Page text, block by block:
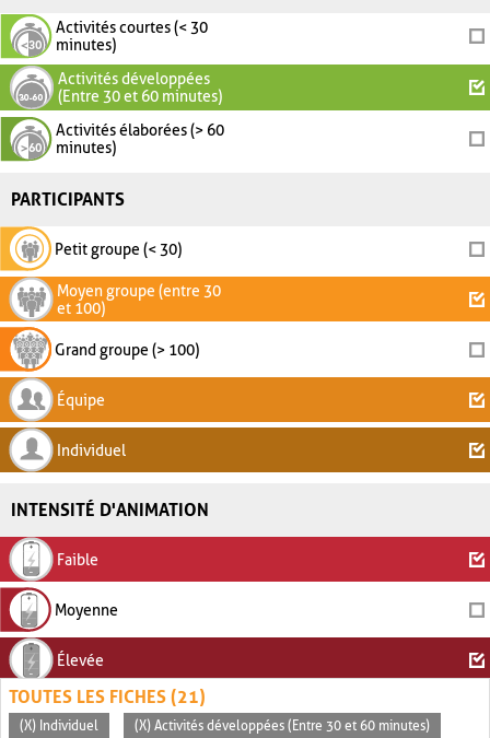
Activités courtes (< 30
minutes)
Activités développées
(Entre 30 et 60 minutes)
Activités élaborées (> 60
minutes)
PARTICIPANTS
Petit groupe (< 30)
Moyen groupe (entre 30
et 100)
Grand groupe (> 100)
Équipe
Individuel
INTENSITÉ D'ANIMATION
Faible
Moyenne
Élevée
TOUTES LES FICHES (21)
(X) Individuel (X) Activités développées (Entre 30 et 60 minutes)